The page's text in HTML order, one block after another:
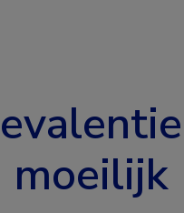
moeilijk